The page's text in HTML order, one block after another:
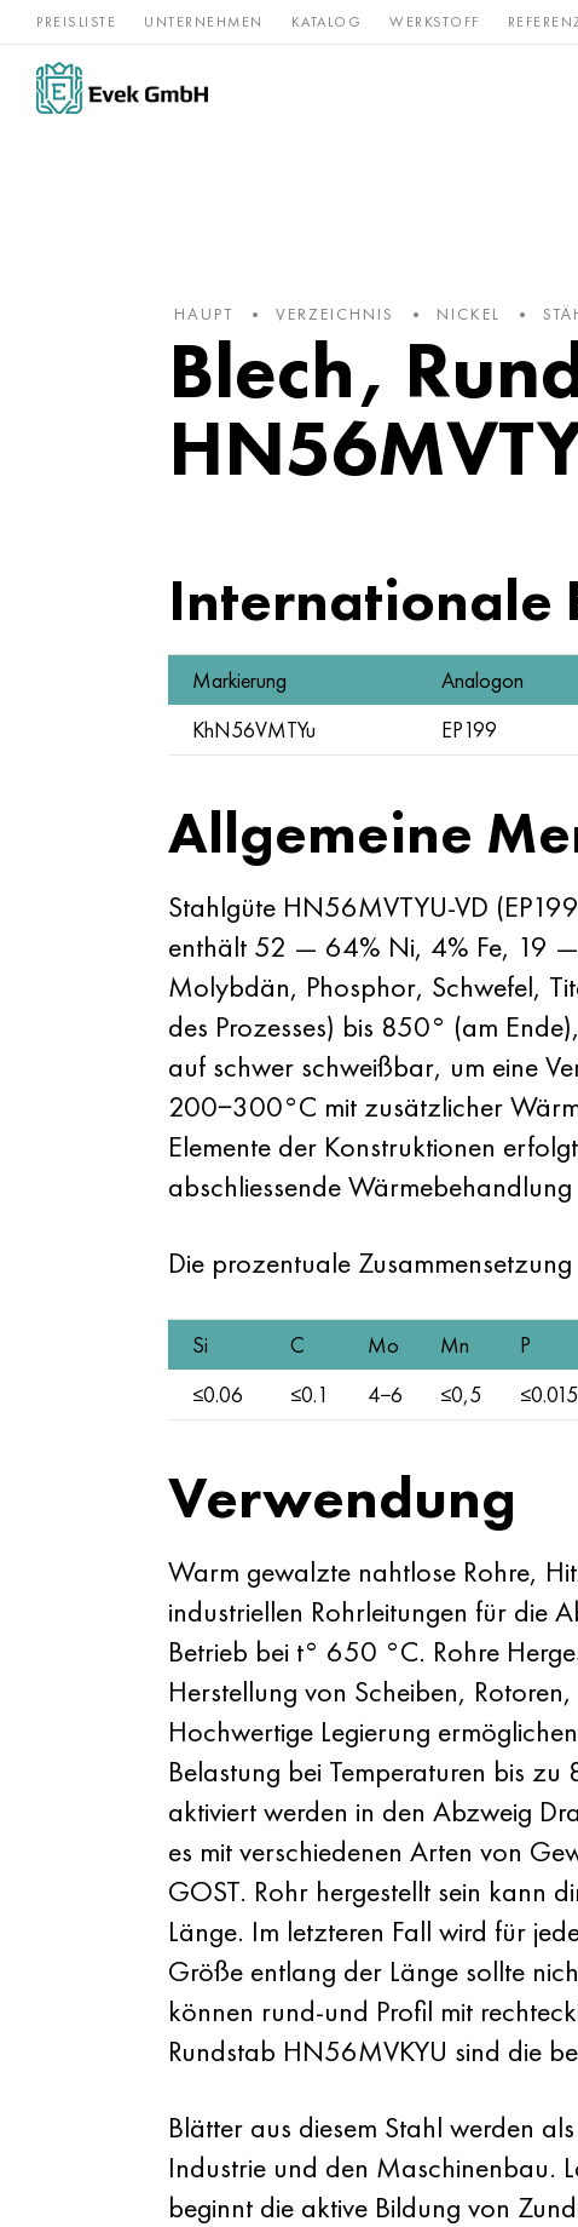
PREISLISTE UNTERNEHMEN KATALOG WERKSTOFF
Nickel Rostfreier Seltene
HAUPT VERZEICHNIS NICKEL
Blech,
Internationale
Markierung Analogon
KhN56VMTYu
EP199
Allgemeine
Stahlgüte HN56MVTYU-VD
enthält 52 — 64% Ni, 4% Fe, 19 —
Molybdän, Phosphor, Schwefel,
des Prozesses) bis 850° (am
auf schwer schweißbar, um eine
200−300°C mit zusätzlicher
Elemente der Konstruktionen
abschliessende
Die prozentuale
Si C Mo Mn P
≤0.06
≤0.1 4−6 ≤0,5 ≤0.015
Verwendung
Warm gewalzte nahtlose Rohre,
industriellen Rohrleitungen für die
Betrieb bei t° 650 °C. Rohre
Herstellung von Scheiben,
Hochwertige Legierung
Belastung bei Temperaturen bis
aktiviert werden in den Abzweig
es mit verschiedenen Arten von
GOST. Rohr hergestellt sein kann
Länge. Im letzteren Fall wird für
Größe entlang der Länge sollte
können rund-und Profil mit
Rundstab HN56MVKYU sind die
Blätter aus diesem Stahl werden
Industrie und den Maschinenbau.
beginnt die aktive Bildung von